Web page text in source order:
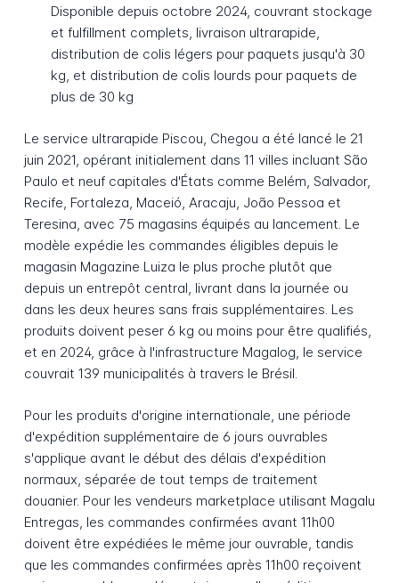
Disponible depuis octobre 2024, couvrant stockage
et fulfillment complets, livraison ultrarapide,
distribution de colis légers pour paquets jusqu'à 30
kg, et distribution de colis lourds pour paquets de
plus de 30 kg
Le service ultrarapide Piscou, Chegou a été lancé le 21
juin 2021, opérant initialement dans 11 villes incluant São
Paulo et neuf capitales d'États comme Belém, Salvador,
Recife, Fortaleza, Maceió, Aracaju, João Pessoa et
Teresina, avec 75 magasins équipés au lancement. Le
modèle expédie les commandes éligibles depuis le
magasin Magazine Luiza le plus proche plutôt que
depuis un entrepôt central, livrant dans la journée ou
dans les deux heures sans frais supplémentaires. Les
produits doivent peser 6 kg ou moins pour être qualifiés,
et en 2024, grâce à l'infrastructure Magalog, le service
couvrait 139 municipalités à travers le Brésil.
Pour les produits d'origine internationale, une période
d'expédition supplémentaire de 6 jours ouvrables
s'applique avant le début des délais d'expédition
normaux, séparée de tout temps de traitement
douanier. Pour les vendeurs marketplace utilisant Magalu
Entregas, les commandes confirmées avant 11h00
doivent être expédiées le même jour ouvrable, tandis
que les commandes confirmées après 11h00 reçoivent